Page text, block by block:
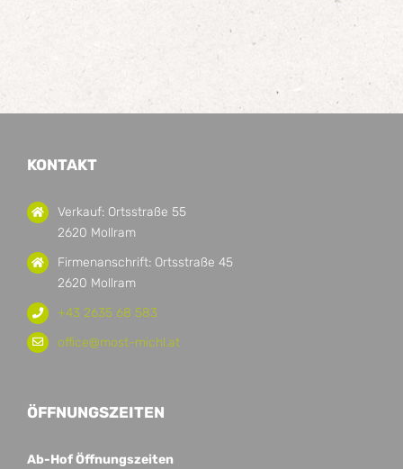
KONTAKT
Verkauf: Ortsstraße 55
2620 Mollram
Firmenanschrift: Ortsstraße 45
2620 Mollram
+43 2635 68 583
office@most-michl.at
ÖFFNUNGSZEITEN
Ab-Hof Öffnungszeiten